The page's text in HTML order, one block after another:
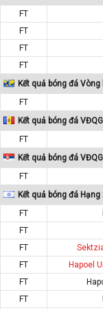
FT
FT
FT
FT
Kết quả bóng đá
FT
Kết quả bóng đá
FT
Kết quả bóng đá
FT
Kết quả bóng đá Hạng
FT
FT
FT
FT
Hapoel
FT
FT